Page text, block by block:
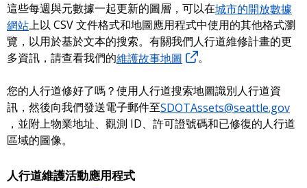
這些每週與元數據一起更新的圖層，可以在城市的開放數據
網站上以 CSV 文件格式和地圖應用程式中使用的其他格式瀏
覽，以用於基於文本的搜索。有關我們人行道維修計畫的更
多資訊，請查看我們的維護故事地圖 。
您的人行道修好了嗎？使用人行道搜索地圖識別人行道資
訊，然後向我們發送電子郵件至SDOTAssets@seattle.gov
，並附上物業地址、觀測 ID、許可證號碼和已修復的人行道
區域的圖像。
人行道維護活動應用程式